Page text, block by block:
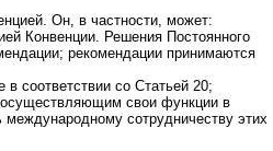
Он, в частности, может:
Конвенции. Решения Постоянного
рекомендации принимаются
в соответствии со Статьей 20;
осуществляющим свои функции в
сотрудничеству этих